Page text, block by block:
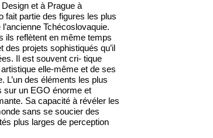
et à Prague à
fait partie des figures les plus
Tchécoslovaquie.
ils reflètent en même temps
des projets sophistiqués qu’il
Il est souvent cri- tique
elle-même et de ses
L’un des éléments les plus
sur un EGO énorme et
Sa capacité à révéler les
sans se soucier des
plus larges de perception